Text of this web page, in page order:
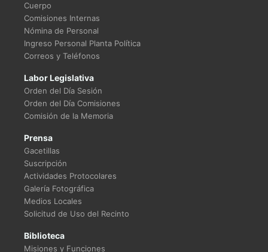
Cuerpo
Comisiones Internas
Nómina de Personal
Ingreso Personal Planta Política
Correos y Teléfonos
Labor Legislativa
Orden del Día Sesión
Orden del Día Comisiones
Comisión de la Memoria
Prensa
Gacetillas
Suscripción
Actividades Protocolares
Galería Fotográfica
Medios Locales
Solicitud de Uso del Recinto
Biblioteca
Misiones y Funciones